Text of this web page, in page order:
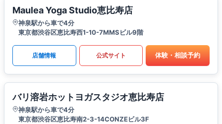
Maulea Yoga Studio恵比寿店
神泉駅から車で4分
東京都渋谷区恵比寿西1-10-7MMSビル9階
店舗情報 公式サイト 体験・相談予約
バリ溶岩ホットヨガスタジオ恵比寿店
神泉駅から車で4分
東京都渋谷区恵比寿南2-3-14CONZEビル3F